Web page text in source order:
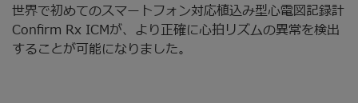
世界で初めてのスマートフォン対応植込み型心電図記録計
Confirm Rx ICMが、より正確に心拍リズムの異常を検出
することが可能になりました。